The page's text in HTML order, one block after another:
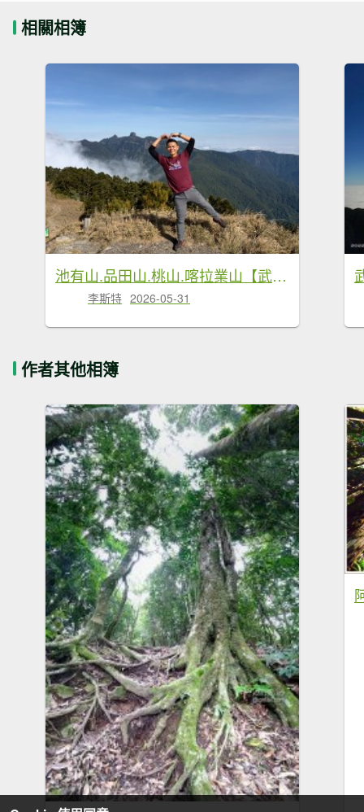
相關相簿
池有山.品田山.桃山.喀拉業山【武陵四秀 最硬的是…】
李斯特 2026-05-31
作者其他相簿